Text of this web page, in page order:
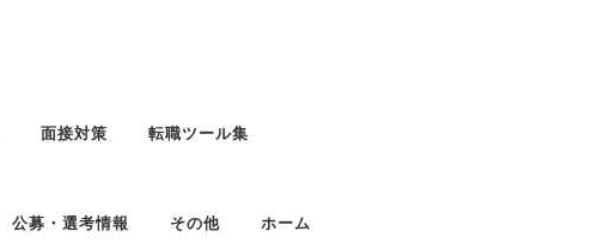
面接対策 転職ツール集
公募・選考情報 その他 ホーム